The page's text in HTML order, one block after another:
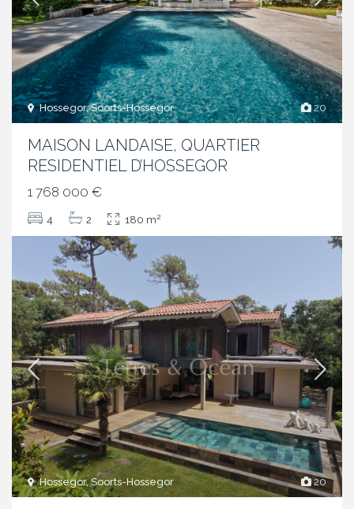
20
Hossegor, Soorts-Hossegor
MAISON LANDAISE, QUARTIER
RESIDENTIEL D’HOSSEGOR
1 768 000 €
4 2 180 m2
20
Hossegor, Soorts-Hossegor